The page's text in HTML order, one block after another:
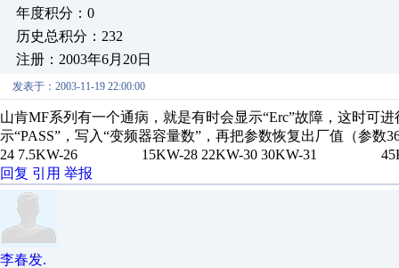
年度积分：0
历史总积分：232
注册：2003年6月20日
发表于：2003-11-19 22:00:00
山肯MF系列有一个通病，就是有时会显示“Erc”故障，这
示“PASS”，写入“变频器容量数”，再把参数恢复出
24 7.5KW-26 15KW-28 22KW-30 30KW-31
回复 引用 举报
李春发.